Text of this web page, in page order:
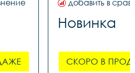
добавить в
Новинка
СКОРО В